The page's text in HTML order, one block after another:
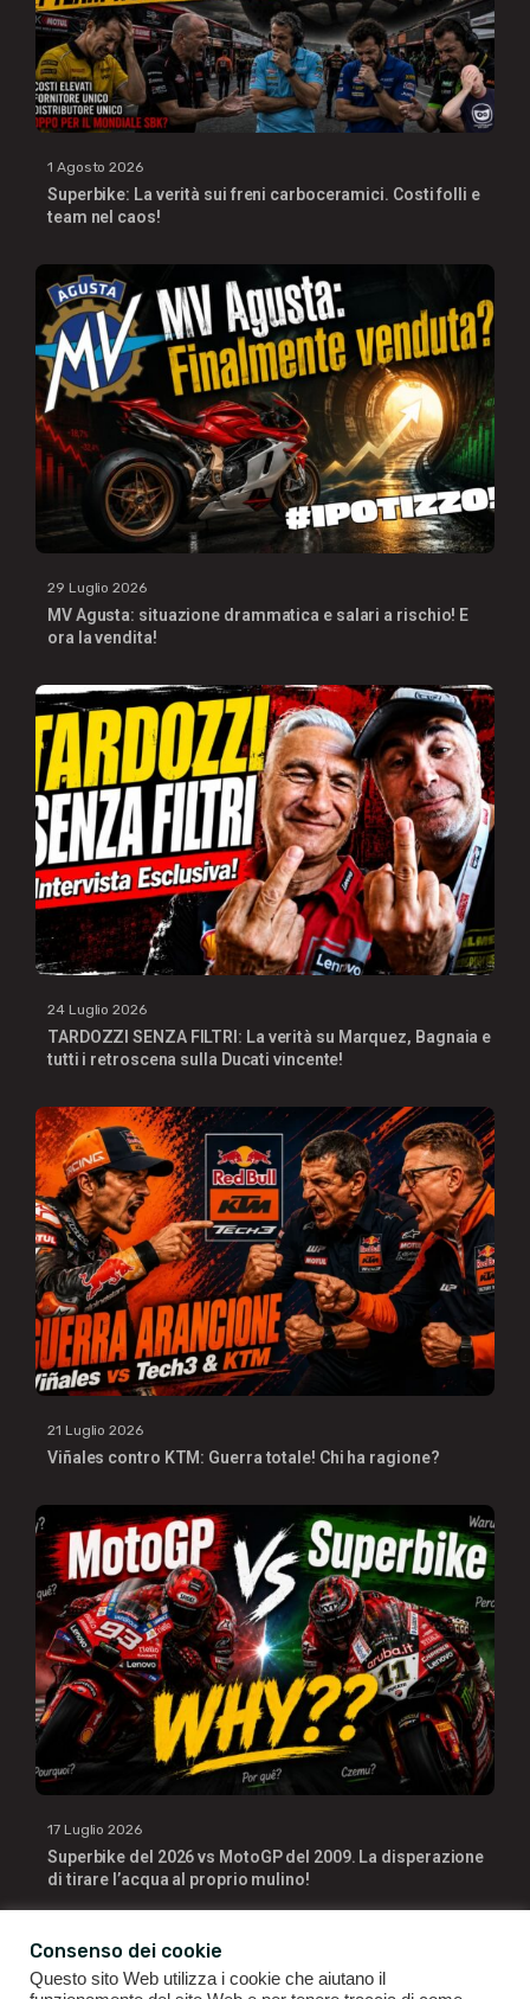
1 Agosto 2026
Superbike: La verità sui freni carboceramici. Costi folli e
team nel caos!
29 Luglio 2026
MV Agusta: situazione drammatica e salari a rischio! E
ora la vendita!
24 Luglio 2026
TARDOZZI SENZA FILTRI: La verità su Marquez, Bagnaia e
tutti i retroscena sulla Ducati vincente!
21 Luglio 2026
Viñales contro KTM: Guerra totale! Chi ha ragione?
17 Luglio 2026
Superbike del 2026 vs MotoGP del 2009. La disperazione
di tirare l’acqua al proprio mulino!
Consenso dei cookie
Questo sito Web utilizza i cookie che aiutano il